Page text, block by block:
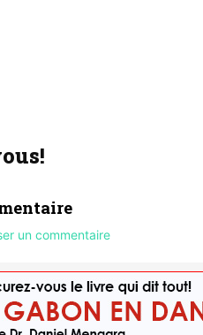
un commentaire